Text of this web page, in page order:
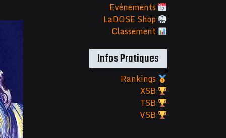
Evénements
LaDOSE Shop
Classement
Infos Pratiques
Rankings
XSB
TSB
VSB